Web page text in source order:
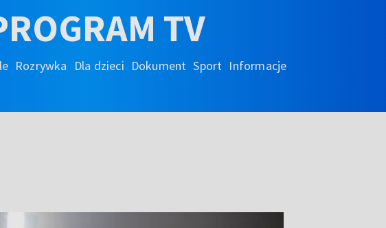
TV
Rozrywka Dla dzieci Dokument Sport Informacje